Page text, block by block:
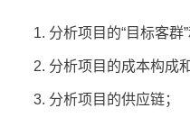
1. 分析项目的“目标客群”
2. 分析项目的成本构成和
3. 分析项目的供应链；